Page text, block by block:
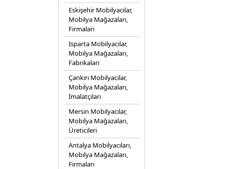
Eskişehir Mobilyacılar,
Mobilya Mağazaları,
Firmaları
Isparta Mobilyacılar,
Mobilya Mağazaları,
Fabrikaları
Çankırı Mobilyacılar,
Mobilya Mağazaları,
İmalatçıları
Mersin Mobilyacılar,
Mobilya Mağazaları,
Üreticileri
Antalya Mobilyacıları,
Mobilya Mağazaları,
Firmaları